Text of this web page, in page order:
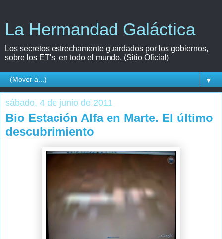
La Hermandad Galáctica
Los secretos estrechamente guardados por los gobiernos,
sobre los ET's, en todo el mundo. (Sitio Oficial)
▼
sábado, 4 de junio de 2011
Bio Estación Alfa en Marte. El último
descubrimiento